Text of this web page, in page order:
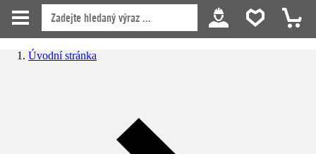
Úvodní stránka